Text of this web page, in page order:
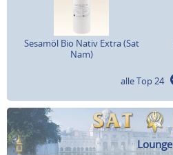
Sesamöl Bio Nativ Extra (Sat
Nam)
alle Top 24
Lounge